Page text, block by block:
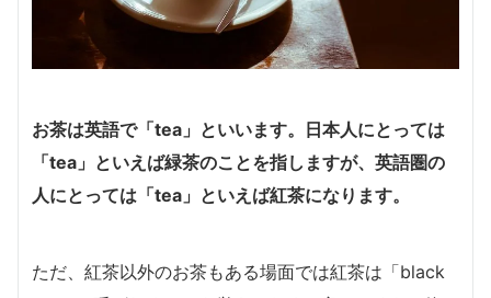
お茶は英語で「tea」といいます。日本人にとっては
「tea」といえば緑茶のことを指しますが、英語圏の
人にとっては「tea」といえば紅茶になります。
ただ、紅茶以外のお茶もある場面では紅茶は「black